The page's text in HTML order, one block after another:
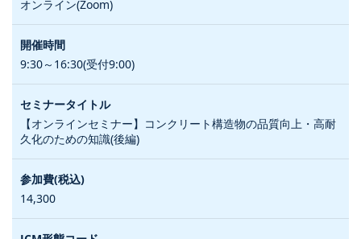
オンライン(Zoom)
9:30～16:30(受付9:00)
【オンラインセミナー】コンクリート構造物の品質向上・高耐
久化のための知識(後編)
14,300